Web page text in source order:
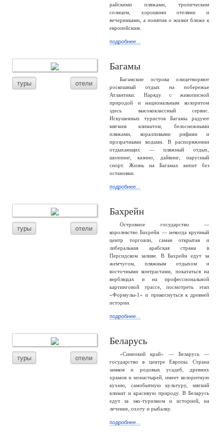
райскими пляжами, тропическим
солнцем, хорошими отелями и
вечеринками, а понятия о жизни ближе к
европейским.
подробнее...
туры отели
Багамы
Багамские острова олицетворяют
роскошный отдых на побережье
Атлантики. Наряду с живописной
природой и национальным колоритом
здесь высококлассный сервис.
Искушенных туристов Багамы радуют
мягким климатом, белоснежными
пляжами, коралловыми рифами и
прозрачными водами. В распоряжении
отдыхающих — пляжный отдых,
шоппинг, казино, дайвинг, парусный
спорт. Жизнь на Багамах кипит без
остановки.
подробнее...
туры отели
Бахрейн
Островное государство —
королевство Бахрейн — некогда крупный
центр торговли, самая открытая и
либеральная арабская страна в
Персидском заливе. В Бахрейн едут за
жемчугом, пляжным отдыхом и
восточными контрастами, покататься на
верблюдах и на профессиональной
картинговой трассе, посмотреть этап
«Формулы-1» и прикоснуться к древней
истории.
подробнее...
туры отели
Беларусь
«Синеокий край» — Беларусь —
государство в центре Европы. Страна
замков и родовых усадеб, древних
храмов и монастырей, имеет колоритную
кухню, самобытную культуру, мягкий
климат и красивую природу. В Беларусь
едут за эко-туризмом и историей, на
лечение, охоту и рыбалку.
подробнее...